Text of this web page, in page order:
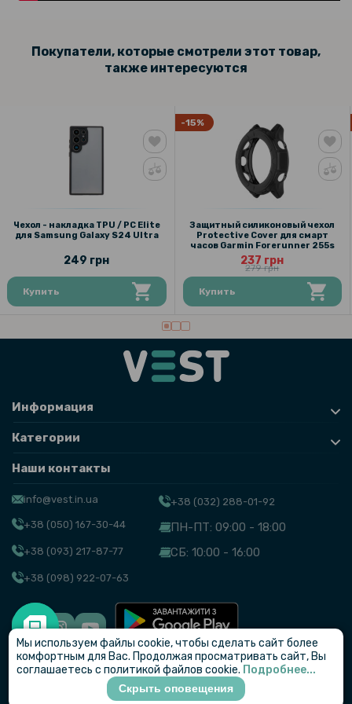
Покупатели, которые смотрели этот товар,
также интересуются
Чехол - накладка TPU / PC Elite
для Samsung Galaxy S24 Ultra
249 грн
Купить
-15%
Защитный силиконовый чехол
Protective Cover для смарт
часов Garmin Forerunner 255s
237 грн
279 грн
Купить
Информация
Категории
Наши контакты
info@vest.in.ua
+38 (050) 167-30-44
+38 (093) 217-87-77
+38 (098) 922-07-63
+38 (032) 288-01-92
ПН-ПТ: 09:00 - 18:00
СБ: 10:00 - 16:00
© VEST
Мы используем файлы cookie, чтобы сделать сайт более
комфортным для Вас. Продолжая просматривать сайт, Вы
соглашаетесь с политикой файлов cookie. Подробнее...
Скрыть оповещения